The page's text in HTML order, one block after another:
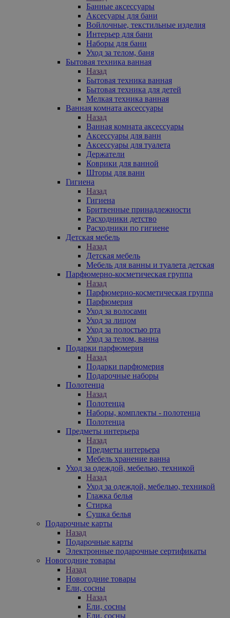
Банные аксессуары
Аксесуары для бани
Войлочные, текстильные изделия
Интерьер для бани
Наборы для бани
Уход за телом, баня
Бытовая техника ванная
Назад
Бытовая техника ванная
Бытовая техника для детей
Мелкая техника ванная
Ванная комната аксессуары
Назад
Ванная комната аксессуары
Аксессуары для ванн
Аксессуары для туалета
Держатели
Коврики для ванной
Шторы для ванн
Гигиена
Назад
Гигиена
Бритвенные принадлежности
Расходники детство
Расходники по гигиене
Детская мебель
Назад
Детская мебель
Мебель для ванны и туалета детская
Парфюмерно-косметическая группа
Назад
Парфюмерно-косметическая группа
Парфюмерия
Уход за волосами
Уход за лицом
Уход за полостью рта
Уход за телом, ванна
Подарки парфюмерия
Назад
Подарки парфюмерия
Подарочные наборы
Полотенца
Назад
Полотенца
Наборы, комплекты - полотенца
Полотенца
Предметы интерьера
Назад
Предметы интерьера
Мебель хранение ванна
Уход за одеждой, мебелью, техникой
Назад
Уход за одеждой, мебелью, техникой
Глажка белья
Стирка
Сушка белья
Подарочные карты
Назад
Подарочные карты
Электронные подарочные сертификаты
Новогодние товары
Назад
Новогодние товары
Ели, сосны
Назад
Ели, сосны
Ели, сосны